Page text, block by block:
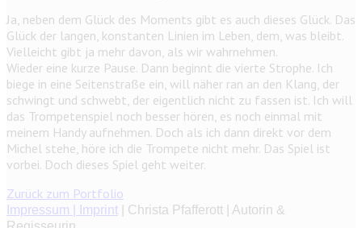
Ja, neben dem Glück des Moments gibt es auch dieses Glück. Das
Glück der langen, konstanten Linien im Leben, dem, was bleibt.
Vielleicht gibt ja mehr davon, als wir wahrnehmen.
Wieder eine kurze Pause. Dann beginnt die vierte Strophe. Ich
biege in eine Seitenstraße ein, will näher ran an den Klang, der
schwingt und schwebt, der eigentlich nicht zu fassen ist. Ich will
das Trompetenspiel noch besser hören, es noch einmal mit
meinem Handy aufnehmen. Doch als ich dann direkt vor dem
Michel stehe, höre ich die Trompete nicht mehr. Das Spiel ist
vorbei. Doch dieses Spiel geht weiter.
Zurück zum Portfolio
Impressum | Imprint | Christa Pfafferott | Autorin &